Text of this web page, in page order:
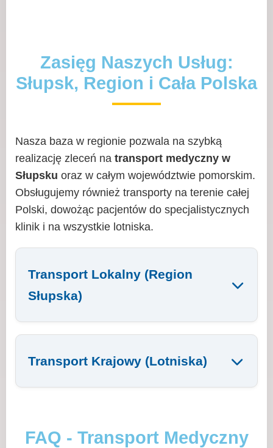
Zasięg Naszych Usług:
Słupsk, Region i Cała Polska
Nasza baza w regionie pozwala na szybką
realizację zleceń na transport medyczny w
Słupsku oraz w całym województwie pomorskim.
Obsługujemy również transporty na terenie całej
Polski, dowożąc pacjentów do specjalistycznych
klinik i na wszystkie lotniska.
Transport Lokalny (Region
Słupska)
Transport Krajowy (Lotniska)
FAQ - Transport Medyczny